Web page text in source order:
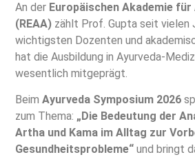
An der Europäischen Akademie für
(REAA)zählt Prof. Gupta seit vielen
wichtigsten Dozenten und
hat die Ausbildung in Ayurveda-
wesentlich mitgeprägt.
Beim Ayurveda Symposium 2026
zum Thema: „Die Bedeutung der
Artha und Kama im Alltag zur
Gesundheitsprobleme“und bringt